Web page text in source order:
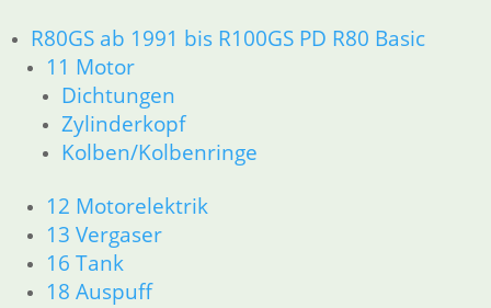
R80GS ab 1991 bis R100GS PD R80 Basic
11 Motor
Dichtungen
Zylinderkopf
Kolben/Kolbenringe
12 Motorelektrik
13 Vergaser
16 Tank
18 Auspuff